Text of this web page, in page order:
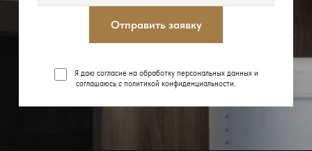
Отправить заявку
Я даю согласие на обработку персональных данных и
соглашаюсь с политикой конфиденциальности.